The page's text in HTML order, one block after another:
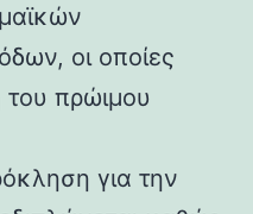
οι οποίες
πρώιμου
για την